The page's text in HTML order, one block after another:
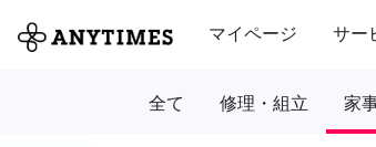
マイページ サー
全て 修理・組立 家